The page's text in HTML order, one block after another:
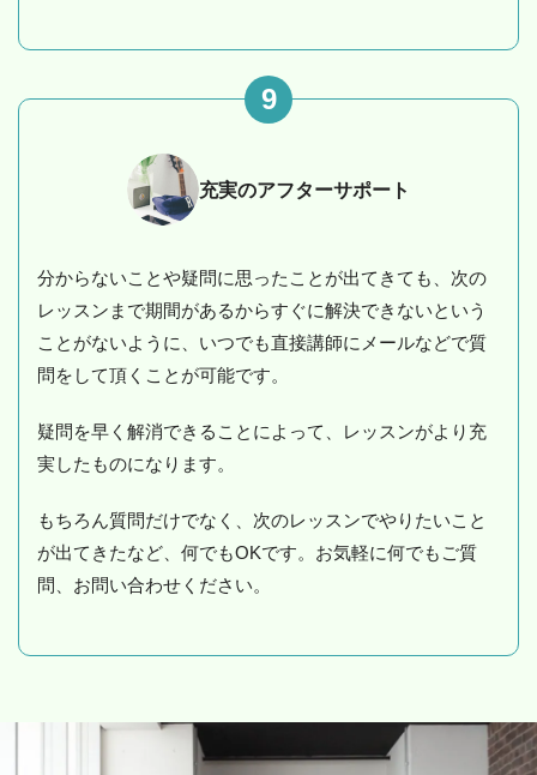
9
充実のアフターサポート
分からないことや疑問に思ったことが出てきても、次の
レッスンまで期間があるからすぐに解決できないという
ことがないように、いつでも直接講師にメールなどで質
問をして頂くことが可能です。
疑問を早く解消できることによって、レッスンがより充
実したものになります。
もちろん質問だけでなく、次のレッスンでやりたいこと
が出てきたなど、何でもOKです。お気軽に何でもご質
問、お問い合わせください。